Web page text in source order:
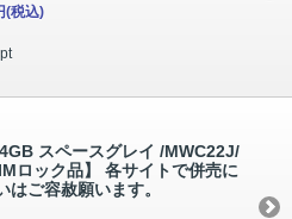
(税込)
スペースグレイ /MWC22J/
ロック品】 各サイトで併売に
はご容赦願います。